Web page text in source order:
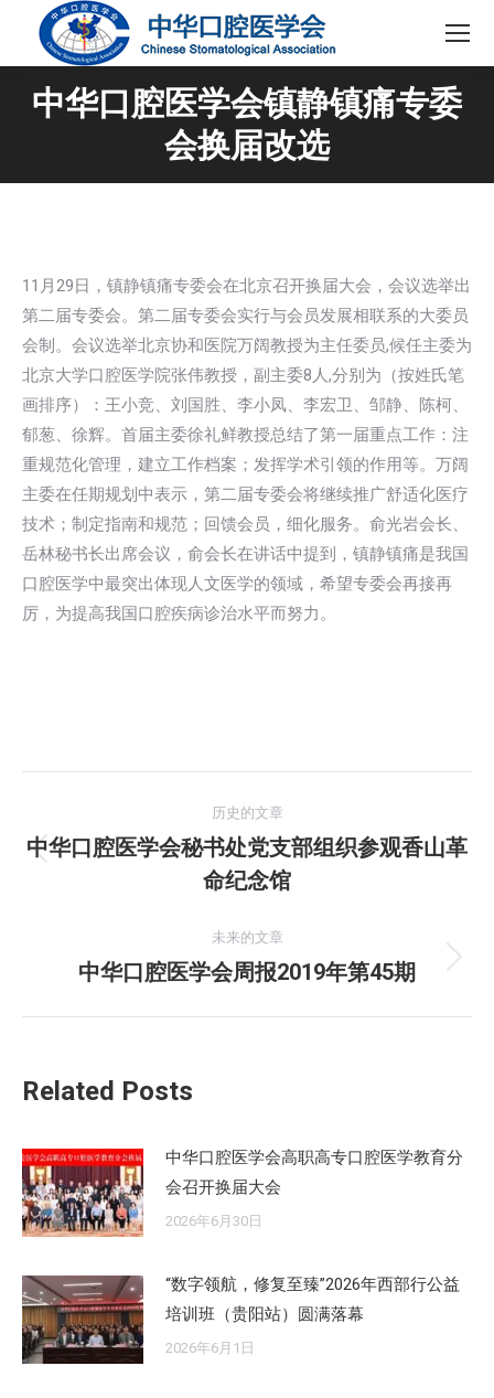
中华口腔医学会镇静镇痛专委
会换届改选
11月29日，镇静镇痛专委会在北京召开换届大会，会议选举出
第二届专委会。第二届专委会实行与会员发展相联系的大委员
会制。会议选举北京协和医院万阔教授为主任委员,候任主委为
北京大学口腔医学院张伟教授，副主委8人,分别为（按姓氏笔
画排序）：王小竞、刘国胜、李小凤、李宏卫、邹静、陈柯、
郁葱、徐辉。首届主委徐礼鲜教授总结了第一届重点工作：注
重规范化管理，建立工作档案；发挥学术引领的作用等。万阔
主委在任期规划中表示，第二届专委会将继续推广舒适化医疗
技术；制定指南和规范；回馈会员，细化服务。俞光岩会长、
岳林秘书长出席会议，俞会长在讲话中提到，镇静镇痛是我国
口腔医学中最突出体现人文医学的领域，希望专委会再接再
厉，为提高我国口腔疾病诊治水平而努力。
章
历史的文章
历
史
文
章：
中华口腔医学会秘书处党支部组织参观香山革
命纪念馆
未来的文章
未
中华口腔医学会周报2019年第45期
Related Posts
中华口腔医学会高职高专口腔医学教育分
会召开换届大会
2026年6月30日
“数字领航，修复至臻”2026年西部行公益
培训班（贵阳站）圆满落幕
2026年6月1日